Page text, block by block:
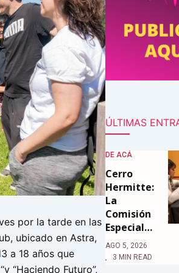
por la tarde en las
ubicado en Astra,
a 18 años que
“Haciendo Futuro”,
ÚLTIMAS
DE ACÁ
Cerro
Hermitte:
La
Comisión
Especial…
AGO 5, 2026
3 MIN READ